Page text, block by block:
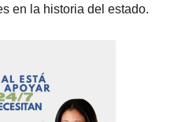
en la historia del estado.